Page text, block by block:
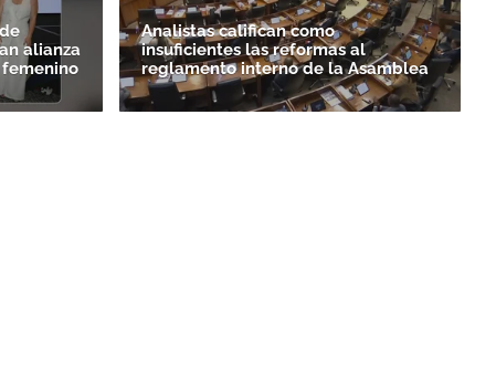
alianza
Analistas califican como
insuficientes las reformas al
reglamento interno de la Asamblea